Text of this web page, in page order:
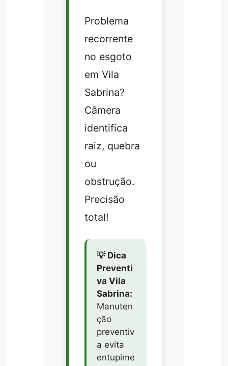
Problema
recorrente
no esgoto
em Vila
Sabrina?
Câmera
identifica
raiz, quebra
ou
obstrução.
Precisão
total!
💡 Dica
Preventi
va Vila
Sabrina:
Manuten
ção
preventiv
a evita
entupime